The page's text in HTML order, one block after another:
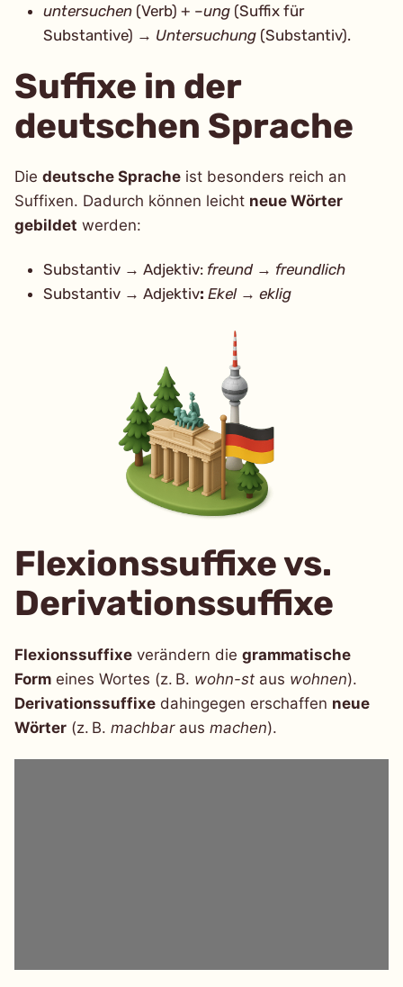
untersuchen (Verb) + –ung (Suffix für
Substantive) → Untersuchung (Substantiv).
Suffixe in der
deutschen Sprache
Die deutsche Sprache ist besonders reich an
Suffixen. Dadurch können leicht neue Wörter
gebildet werden:
Substantiv → Adjektiv: freund→ freundlich
Substantiv → Adjektiv: Ekel→ eklig
Flexionssuffixe vs.
Derivationssuffixe
Flexionssuffixe verändern die grammatische
Form eines Wortes (z. B. wohn-st aus wohnen).
Derivationssuffixe dahingegen erschaffen neue
Wörter (z. B. machbaraus machen).